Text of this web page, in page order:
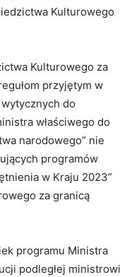
Kulturowego
Kulturowego za
przyjętym w
do
właściwego do
narodowego” nie
programów
w Kraju 2023”
za granicą
programu Ministra
podległej ministrowi